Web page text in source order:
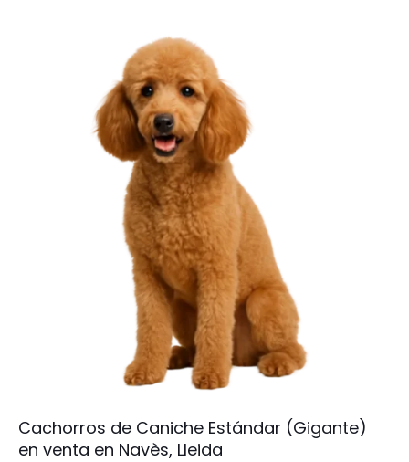
Cachorros de Caniche Estándar (Gigante)
en venta en Navès, Lleida